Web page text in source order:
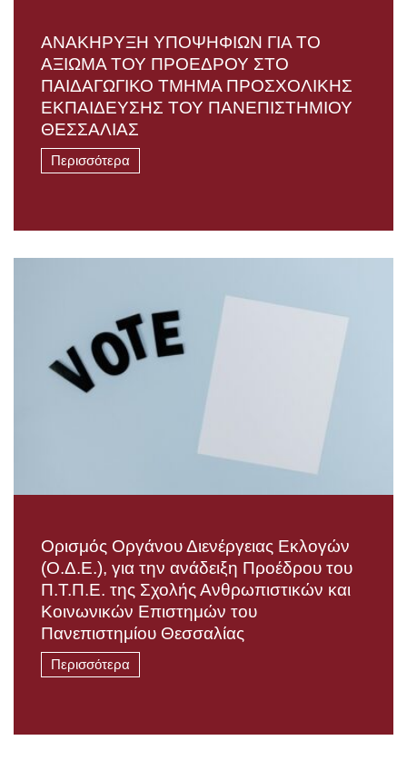
ΑΝΑΚΗΡΥΞΗ ΥΠΟΨΗΦΙΩΝ ΓΙΑ ΤΟ
ΑΞΙΩΜΑ ΤΟΥ ΠΡΟΕΔΡΟΥ ΣΤΟ
ΠΑΙΔΑΓΩΓΙΚΟ ΤΜΗΜΑ ΠΡΟΣΧΟΛΙΚΗΣ
ΕΚΠΑΙΔΕΥΣΗΣ ΤΟΥ ΠΑΝΕΠΙΣΤΗΜΙΟΥ
ΘΕΣΣΑΛΙΑΣ
Περισσότερα
Ορισμός Οργάνου Διενέργειας Εκλογών
(Ο.Δ.Ε.), για την ανάδειξη Προέδρου του
Π.Τ.Π.Ε. της Σχολής Ανθρωπιστικών και
Κοινωνικών Επιστημών του
Πανεπιστημίου Θεσσαλίας
Περισσότερα